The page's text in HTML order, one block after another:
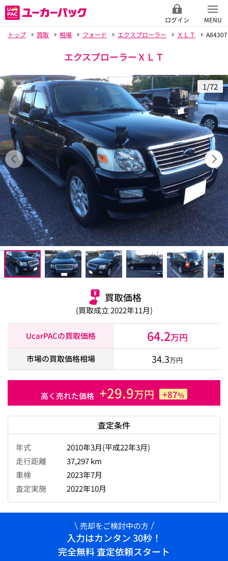
ログイン
MENU
トップ
買取 相場 フォード エクスプローラー ＸＬＴ A84307
エクスプローラーＸＬＴ
1/72
買取価格
(買取成立 2022年11月)
UcarPACの買取価格 64.2万円
市場の買取価格相場 34.3万円
高く売れた価格 +29.9万円 +87%
査定条件
年式
2010年3月(平成22年3月)
走行距離
37,297 km
車検
2023年7月
査定実施
2022年10月
売却をご検討中の方
入力はカンタン 30秒！
完全無料 査定依頼スタート